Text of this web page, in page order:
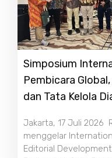
Simposium
Pembicara
dan Tata Kelola
Jakarta, 17 Juli 2026
menggelar
Editorial